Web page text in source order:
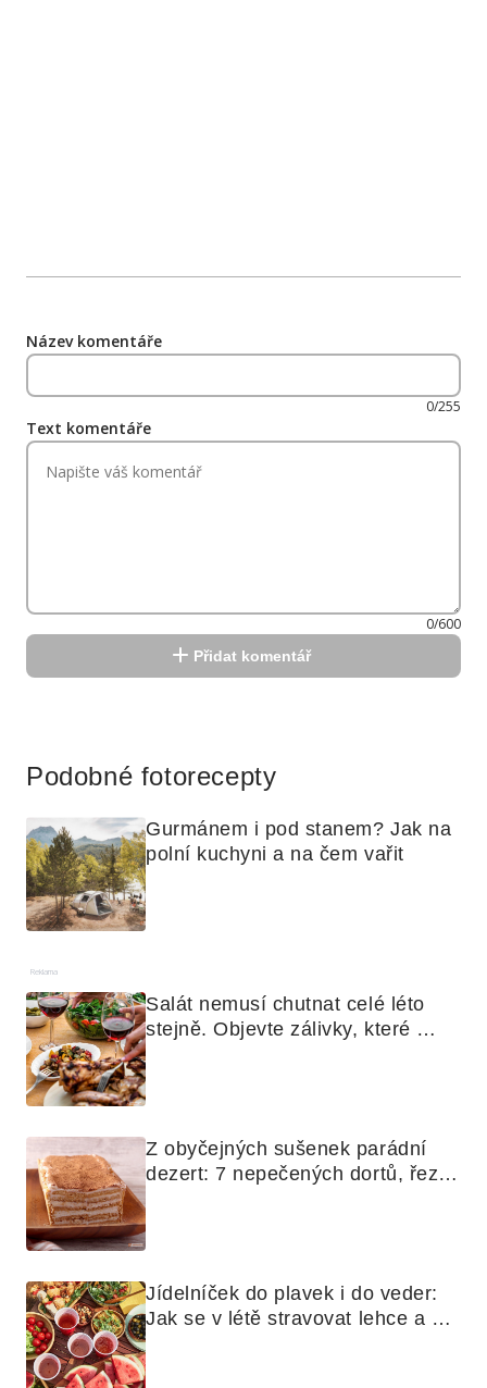
Název komentáře
0/255
Text komentáře
0/600
Přidat komentář
Podobné fotorecepty
Gurmánem i pod stanem? Jak na
polní kuchyni a na čem vařit
Reklama
Salát nemusí chutnat celé léto
stejně. Objevte zálivky, které
Z obyčejných sušenek parádní
dezert: 7 nepečených dortů, řezů
Jídelníček do plavek i do veder:
Jak se v létě stravovat lehce a